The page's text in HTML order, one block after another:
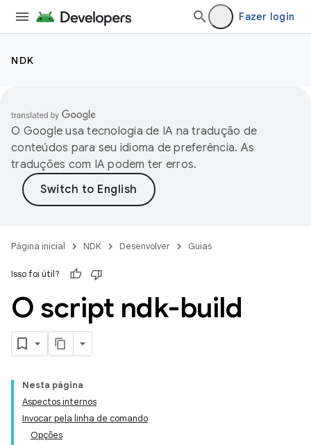
Fazer login
NDK
O Google usa tecnologia de IA na tradução de
conteúdos para seu idioma de preferência. As
traduções com IA podem ter erros.
Página inicial NDK Desenvolver Guias
Isso foi útil?
O script ndk-build
Nesta página
Aspectos internos
Invocar pela linha de comando
Opções